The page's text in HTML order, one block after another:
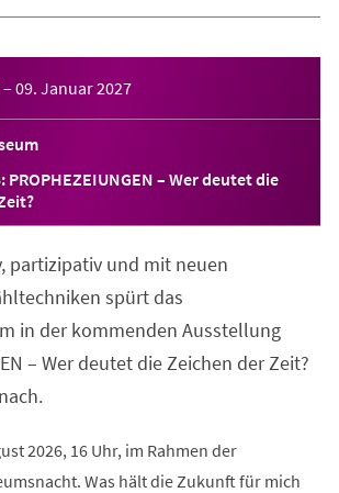
– 09. Januar 2027
PROPHEZEIUNGEN – Wer deutet die
partizipativ und mit neuen
spürt das
in der kommenden Ausstellung
– Wer deutet die Zeichen der Zeit?
2026, 16 Uhr, im Rahmen der
Was hält die Zukunft für mich